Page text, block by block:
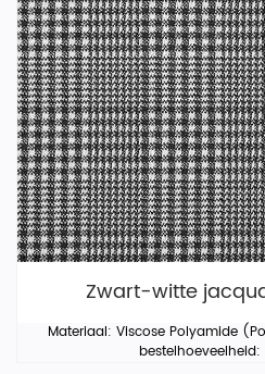
Zwart-witte
Materiaal: Viscose Polyamide
bestelhoeveelheid: